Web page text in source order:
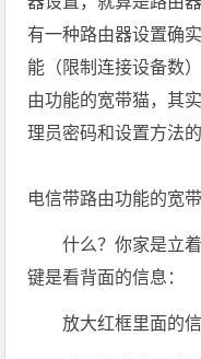
有一种路由器设置确
能（限制连接设备数
由功能的宽带猫，其
理员密码和设置方法
电信带路由功能的宽
什么？你家是立
键是看背面的信息：
放大红框里面的信